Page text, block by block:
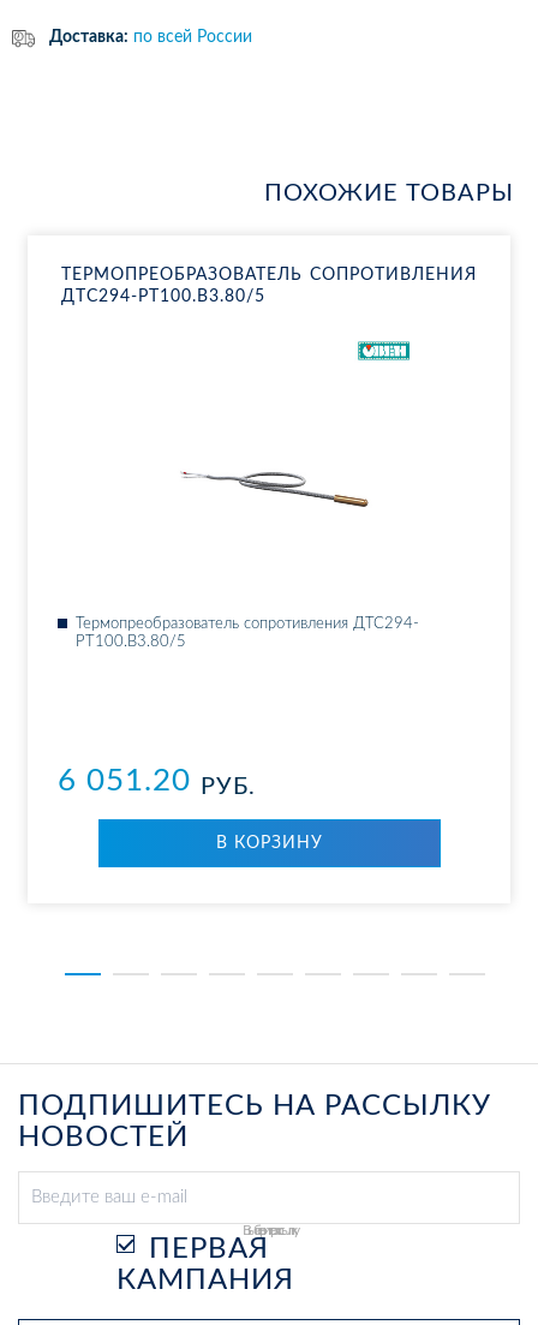
Доставка: по всей России
ПОХОЖИЕ ТОВАРЫ
ТЕР­МО­ПРЕ­ОБ­РА­ЗО­ВА­ТЕЛЬ СО­ПРО­ТИВ­ЛЕ­НИЯ
ДТ­С294-РТ100.В3.80/5
Тер­мо­пре­об­ра­зо­ва­тель со­про­тив­ле­ния ДТ­С294-
РТ100.В3.80/5
6 051.20 РУБ.
В КОР­ЗИ­НУ
ПОДПИШИТЕСЬ НА РАССЫЛКУ
НОВОСТЕЙ
Выберите рассылку
ПЕРВАЯ
КАМПАНИЯ